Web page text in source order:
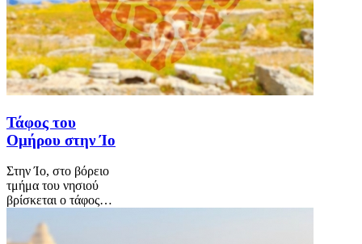
Τάφος του
Ομήρου στην Ίο
Στην Ίο, στο βόρειο
τμήμα του νησιού
βρίσκεται ο τάφος…